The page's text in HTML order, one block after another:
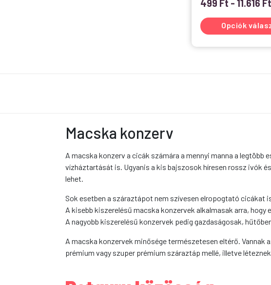
499 Ft - 11.616 Ft
Opciók
Macska konzerv
A macska konzerv a cicák számára a mennyi manna a
vízháztartását is. Ugyanis a kis bajszosok híresen rossz ivók
lehet.
Sok esetben a száraztápot nem szívesen elropogtató cicákat
A kisebb kiszerelésű macska konzervek alkalmasak arra,
A nagyobb kiszerelésű konzervek pedig gazdaságosak,
A macska konzervek minősége természetesen eltérő.
prémium vagy szuper prémium száraztáp mellé, illetve